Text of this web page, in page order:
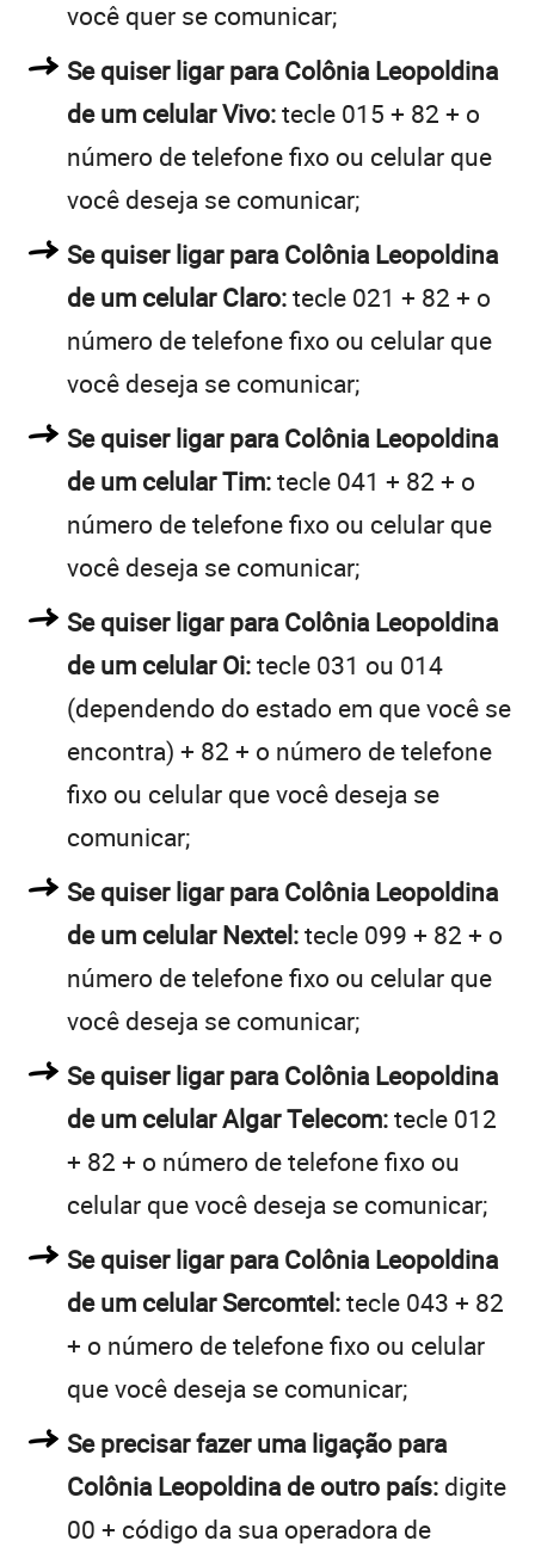
você quer se comunicar;
Se quiser ligar para Colônia Leopoldina
de um celular Vivo:tecle 015 + 82 + o
número de telefone fixo ou celular que
você deseja se comunicar;
Se quiser ligar para Colônia Leopoldina
de um celular Claro:tecle 021 + 82 + o
número de telefone fixo ou celular que
você deseja se comunicar;
Se quiser ligar para Colônia Leopoldina
de um celular Tim:tecle 041 + 82 + o
número de telefone fixo ou celular que
você deseja se comunicar;
Se quiser ligar para Colônia Leopoldina
de um celular Oi:tecle 031 ou 014
(dependendo do estado em que você se
encontra) + 82 + o número de telefone
fixo ou celular que você deseja se
comunicar;
Se quiser ligar para Colônia Leopoldina
de um celular Nextel:tecle 099 + 82 + o
número de telefone fixo ou celular que
você deseja se comunicar;
Se quiser ligar para Colônia Leopoldina
de um celular Algar Telecom:tecle 012
+ 82 + o número de telefone fixo ou
celular que você deseja se comunicar;
Se quiser ligar para Colônia Leopoldina
de um celular Sercomtel:tecle 043 + 82
+ o número de telefone fixo ou celular
que você deseja se comunicar;
Se precisar fazer uma ligação para
Colônia Leopoldina de outro país: digite
00 + código da sua operadora de